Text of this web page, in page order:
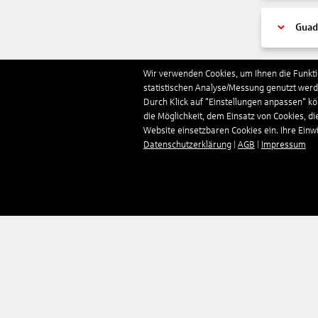
Wir verwenden Cookies, um Ihnen die
statistischen Analyse/Messung genutzt
Durch Klick auf "Einstellungen anpassen"
die Möglichkeit, dem Einsatz von Cookies,
Website einsetzbaren Cookies ein. Ihre
Datenschutzerklärung
AGB Impressum